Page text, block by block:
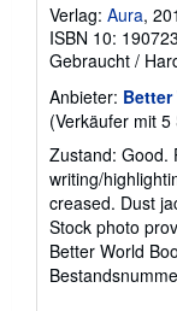
Verlag: Aura,
ISBN 10:
Gebraucht /
Anbieter:
(Verkäufer mit 5
Zustand: Good.
writing/
creased. Dust
Stock photo
Better World